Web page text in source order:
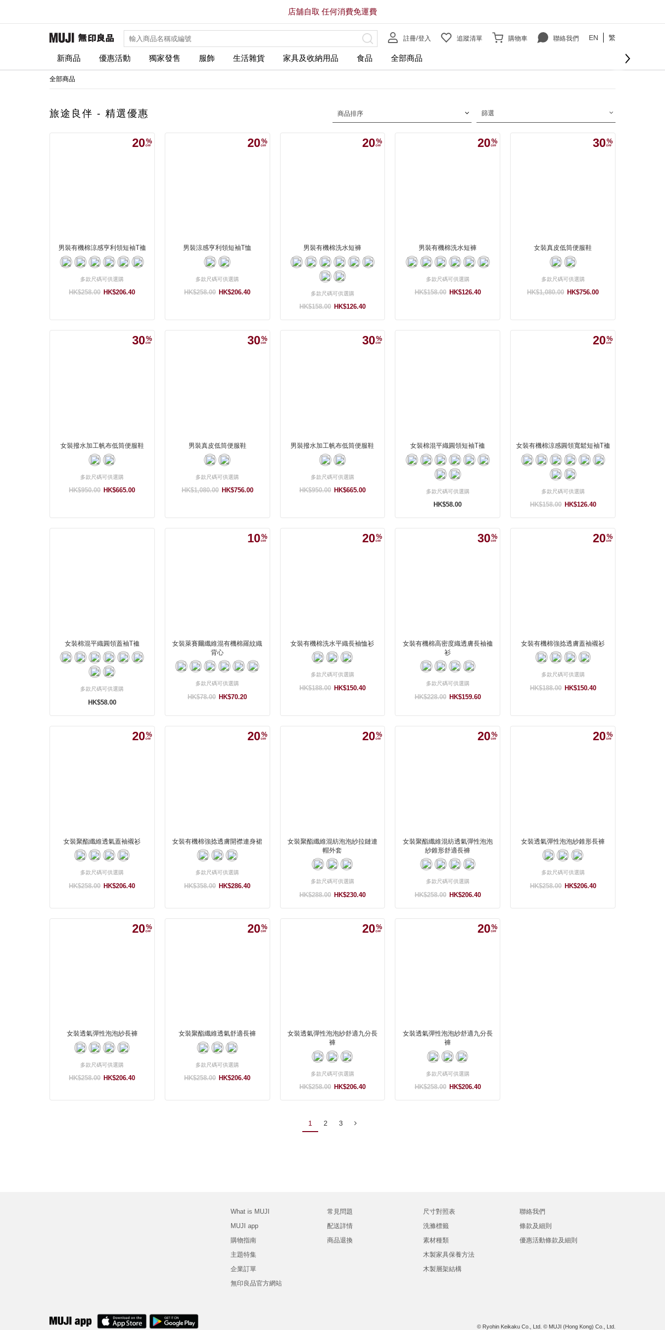
註冊/登入 追蹤清單 購物車 聯絡我們 EN 繁
新商品 優惠活動 獨家發售 服飾 生活雜貨 家具及收納用品 食品 全部商品
店舖自取 任何消費免運費
全部商品
旅途良伴 - 精選優惠 商品排序 篩選
20
男裝有機棉涼感亨利領短袖T裇
多款尺碼可供選購
HK$206.40
HK$258.00
20
男裝涼感亨利領短袖T恤
多款尺碼可供選購
HK$206.40
HK$258.00
20
男裝有機棉洗水短褲
多款尺碼可供選購
HK$126.40
HK$158.00
20
男裝有機棉洗水短褲
多款尺碼可供選購
HK$126.40
HK$158.00
30
女裝真皮低筒便服鞋
多款尺碼可供選購
HK$756.00
HK$1,080.00
30
女裝撥水加工帆布低筒便服鞋
多款尺碼可供選購
HK$665.00
HK$950.00
30
男裝真皮低筒便服鞋
多款尺碼可供選購
HK$756.00
HK$1,080.00
30
男裝撥水加工帆布低筒便服鞋
多款尺碼可供選購
HK$665.00
HK$950.00
女裝棉混平織圓領短袖T裇
多款尺碼可供選購
HK$58.00
20
女裝有機棉涼感圓領寬鬆短袖T裇
多款尺碼可供選購
HK$126.40
HK$158.00
女裝棉混平織圓領蓋袖T裇
多款尺碼可供選購
HK$58.00
10
女裝萊賽爾纖維混有機棉羅紋織
背心
多款尺碼可供選購
HK$70.20
HK$78.00
20
女裝有機棉洗水平織長袖恤衫
多款尺碼可供選購
HK$150.40
HK$188.00
30
女裝有機棉高密度織透膚長袖裇
衫
多款尺碼可供選購
HK$159.60
HK$228.00
20
女裝有機棉強捻透膚蓋袖襯衫
多款尺碼可供選購
HK$150.40
HK$188.00
20
女裝聚酯纖維透氣蓋袖襯衫
多款尺碼可供選購
HK$206.40
HK$258.00
20
女裝有機棉強捻透膚開襟連身裙
多款尺碼可供選購
HK$286.40
HK$358.00
20
女裝聚酯纖維混紡泡泡紗拉鏈連
帽外套
多款尺碼可供選購
HK$230.40
HK$288.00
20
女裝聚酯纖維混紡透氣彈性泡泡
紗錐形舒適長褲
多款尺碼可供選購
HK$206.40
HK$258.00
20
女裝透氣彈性泡泡紗錐形長褲
多款尺碼可供選購
HK$206.40
HK$258.00
20
女裝透氣彈性泡泡紗長褲
多款尺碼可供選購
HK$206.40
HK$258.00
20
女裝聚酯纖維透氣舒適長褲
多款尺碼可供選購
HK$206.40
HK$258.00
20
女裝透氣彈性泡泡紗舒適九分長
褲
多款尺碼可供選購
HK$206.40
HK$258.00
20
女裝透氣彈性泡泡紗舒適九分長
褲
多款尺碼可供選購
HK$206.40
HK$258.00
1 2 3
What is MUJI
MUJI app
購物指南
主題特集
企業訂單
無印良品官方網站
常見問題
配送詳情
商品退換
尺寸對照表
洗滌標籤
素材種類
木製家具保養方法
木製層架結構
聯絡我們
條款及細則
優惠活動條款及細則
© Ryohin Keikaku Co., Ltd. © MUJI (Hong Kong) Co., Ltd.